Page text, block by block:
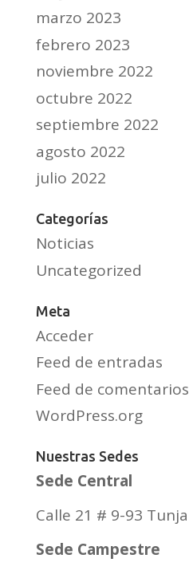
marzo 2023
febrero 2023
noviembre 2022
octubre 2022
septiembre 2022
agosto 2022
julio 2022
Categorías
Noticias
Uncategorized
Meta
Acceder
Feed de entradas
Feed de comentarios
WordPress.org
Nuestras Sedes
Sede Central
Calle 21 # 9-93 Tunja
Sede Campestre